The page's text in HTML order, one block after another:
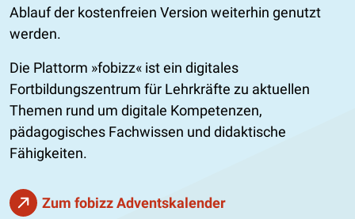
Ablauf der kostenfreien Version weiterhin genutzt
werden.
Die Plattorm »fobizz« ist ein digitales
Fortbildungszentrum für Lehrkräfte zu aktuellen
Themen rund um digitale Kompetenzen,
pädagogisches Fachwissen und didaktische
Fähigkeiten.
Zum fobizz Adventskalender